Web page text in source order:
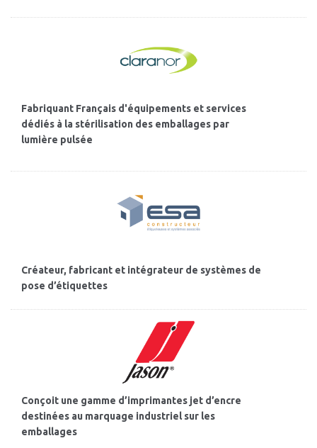
Fabriquant Français d'équipements et services
dédiés à la stérilisation des emballages par
lumière pulsée
Créateur, fabricant et intégrateur de systèmes de
pose d’étiquettes
Conçoit une gamme d’imprimantes jet d’encre
destinées au marquage industriel sur les
emballages